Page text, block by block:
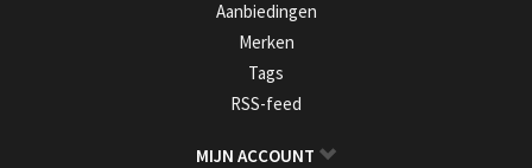
Aanbiedingen
Merken
Tags
RSS-feed
MIJN ACCOUNT